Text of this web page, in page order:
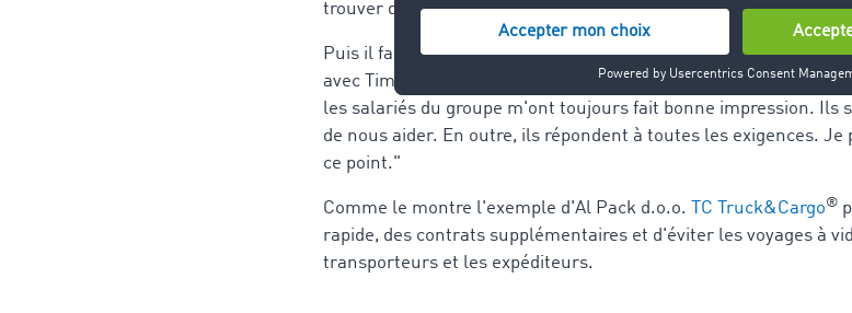
trouver des frets de retour à proximité de notre lieu de
Puis il fait l'éloge d'une particularité chez TimoCom : "Un autre
avec TimoCom réside dans ses employés. Quelque soit la
les salariés du groupe m'ont toujours fait bonne impression. Ils
de nous aider. En outre, ils répondent à toutes les exigences.
ce point."
Comme le montre l'exemple d'Al Pack d.o.o. TC Truck&Cargo®
rapide, des contrats supplémentaires et d'éviter les voyages à
transporteurs et les expéditeurs.